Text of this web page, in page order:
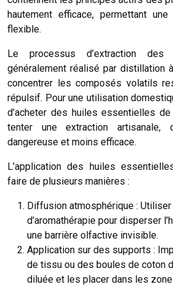
hautement efficace, permettant
flexible.
Le processus d’extraction des
généralement réalisé par distillation
concentrer les composés volatils
répulsif. Pour une utilisation
d’acheter des huiles essentielles
tenter une extraction artisanale,
dangereuse et moins efficace.
L’application des huiles
faire de plusieurs manières :
Diffusion atmosphérique :
d’aromathérapie pour disperser
une barrière olfactive invisible.
Application sur des supports :
de tissu ou des boules de coton
diluée et les placer dans les